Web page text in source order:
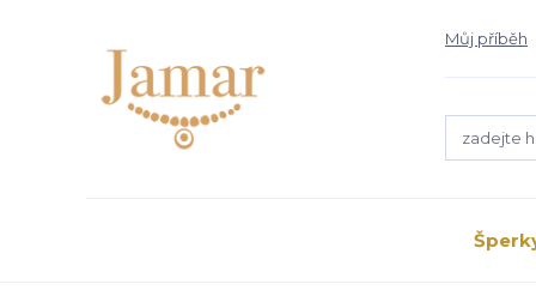
Můj příběh